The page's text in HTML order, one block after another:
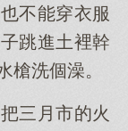
不能穿衣服
跳進土裡幹
槍洗個澡。
三月市的火